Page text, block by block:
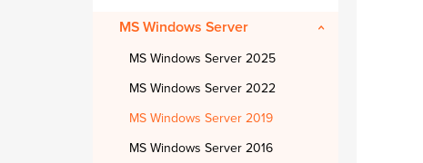
MS Windows Server
MS Windows Server 2025
MS Windows Server 2022
MS Windows Server 2019
MS Windows Server 2016